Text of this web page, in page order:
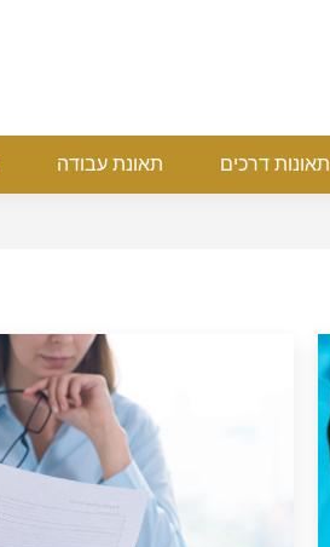
תאונות דרכים תאונת עבודה